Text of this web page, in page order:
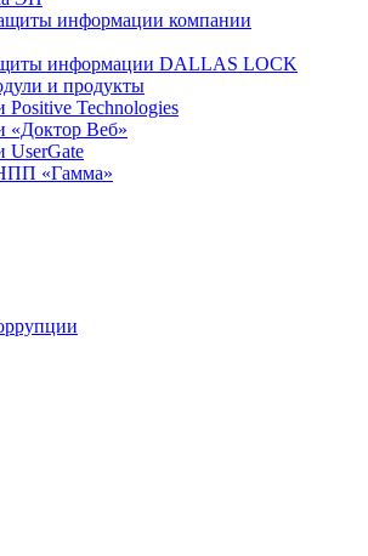
информации компании
информации DALLAS LOCK
и продукты
Technologies
«Доктор Веб»
UserGate
«Гамма»